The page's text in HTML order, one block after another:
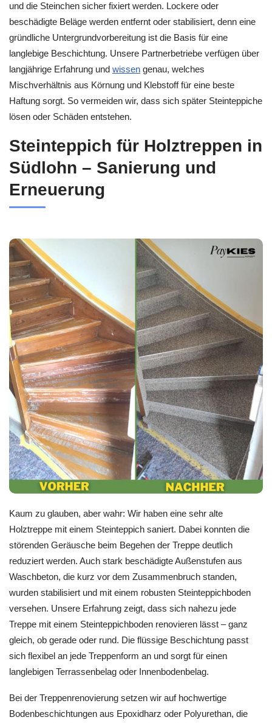
und die Steinchen sicher fixiert werden. Lockere oder
beschädigte Beläge werden entfernt oder stabilisiert, denn eine
gründliche Untergrundvorbereitung ist die Basis für eine
langlebige Beschichtung. Unsere Partnerbetriebe verfügen über
langjährige Erfahrung und wissen genau, welches
Mischverhältnis aus Körnung und Klebstoff für eine beste
Haftung sorgt. So vermeiden wir, dass sich später Steinteppiche
lösen oder Schäden entstehen.
Steinteppich für Holztreppen in
Südlohn – Sanierung und
Erneuerung
Kaum zu glauben, aber wahr: Wir haben eine sehr alte
Holztreppe mit einem Steinteppich saniert. Dabei konnten die
störenden Geräusche beim Begehen der Treppe deutlich
reduziert werden. Auch stark beschädigte Außenstufen aus
Waschbeton, die kurz vor dem Zusammenbruch standen,
wurden stabilisiert und mit einem robusten Steinteppichboden
versehen. Unsere Erfahrung zeigt, dass sich nahezu jede
Treppe mit einem Steinteppichboden renovieren lässt – ganz
gleich, ob gerade oder rund. Die flüssige Beschichtung passt
sich flexibel an jede Treppenform an und sorgt für einen
langlebigen Terrassenbelag oder Innenbodenbelag.
Bei der Treppenrenovierung setzen wir auf hochwertige
Bodenbeschichtungen aus Epoxidharz oder Polyurethan, die